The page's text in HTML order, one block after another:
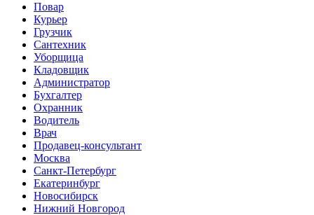
Повар
Курьер
Грузчик
Сантехник
Уборщица
Кладовщик
Администратор
Бухгалтер
Охранник
Водитель
Врач
Продавец-консультант
Москва
Санкт-Петербург
Екатеринбург
Новосибирск
Нижний Новгород